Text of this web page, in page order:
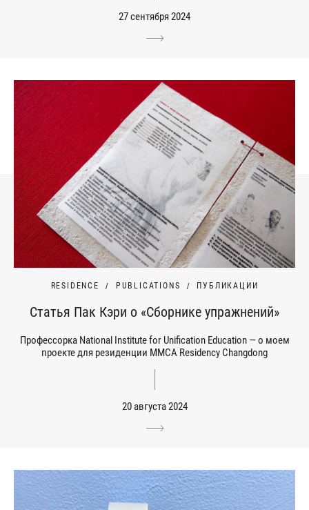
27 сентября 2024
RESIDENCE PUBLICATIONS ПУБЛИКАЦИИ
Статья Пак Кэри о «Сборнике упражнений»
Профессорка National Institute for Unification Education — о моем
проекте для резиденции MMCA Residency Changdong
20 августа 2024